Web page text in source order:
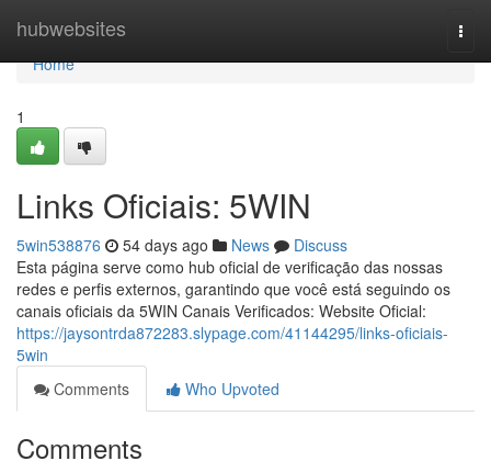
hubwebsites
Home
Home
1
Links Oficiais: 5WIN
5win538876 54 days ago News
Discuss
Esta página serve como hub oficial de verificação das nossas
redes e perfis externos, garantindo que você está seguindo os
canais oficiais da 5WIN Canais Verificados: Website Oficial:
https://jaysontrda872283.slypage.com/41144295/links-oficiais-
5win
Comments
Who Upvoted
Comments